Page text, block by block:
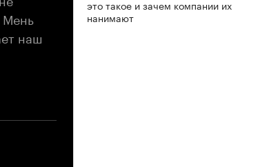
Мень
наш
это такое и зачем компании их
нанимают